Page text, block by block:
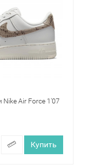
Nike Air Force 1'07
Купить